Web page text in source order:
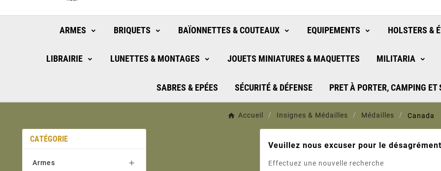
ARMES BRIQUETS BAÏONNETTES & COUTEAUX EQUIPEMENTS HOLSTERS &
LIBRAIRIE LUNETTES & MONTAGES JOUETS MINIATURES & MAQUETTES MILITARIA
SABRES & EPÉES SÉCURITÉ & DÉFENSE PRET À PORTER, CAMPING
Accueil Insignes & Médailles Médailles Canada
CATÉGORIE
Armes 
Veuillez nous excuser pour le
Effectuez une nouvelle recherche